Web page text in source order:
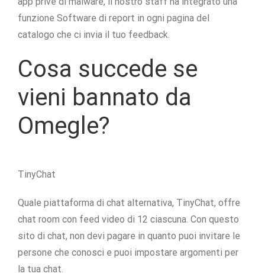
funzione Software di report in ogni pagina del
catalogo che ci invia il tuo feedback.
Cosa succede se
vieni bannato da
Omegle?
TinyChat
Quale piattaforma di chat alternativa, TinyChat, offre
chat room con feed video di 12 ciascuna. Con questo
sito di chat, non devi pagare in quanto puoi invitare le
persone che conosci e puoi impostare argomenti per
la tua chat.